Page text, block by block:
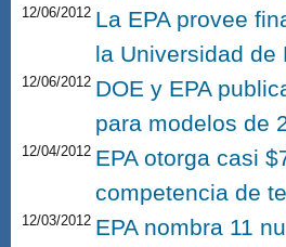
12/06/2012 La EPA provee
la Universidad de
12/06/2012 DOE y EPA
para modelos de
12/04/2012 EPA otorga casi
competencia de
12/03/2012 EPA nombra 11